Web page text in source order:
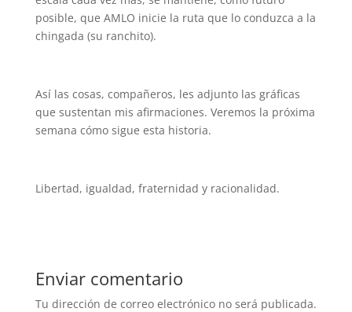
posible, que AMLO inicie la ruta que lo conduzca a la
chingada (su ranchito).
Así las cosas, compañeros, les adjunto las gráficas
que sustentan mis afirmaciones. Veremos la próxima
semana cómo sigue esta historia.
Libertad, igualdad, fraternidad y racionalidad.
Enviar comentario
Tu dirección de correo electrónico no será publicada.